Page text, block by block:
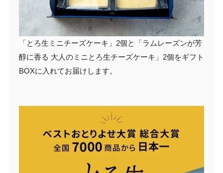
「とろ生ミニチーズケーキ」2個と「ラムレーズンが芳
醇に香る 大人のミニとろ生チーズケーキ」2個をギフト
BOXに入れてお届けします。